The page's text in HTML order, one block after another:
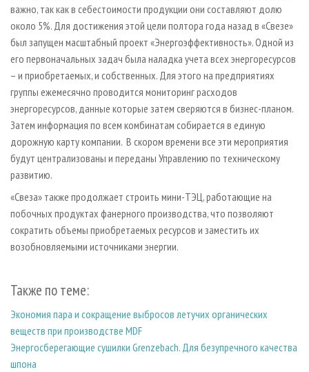
важно, так как в себестоимости продукции они составляют долю
около 5%. Для достижения этой цели полтора года назад в «Свезе»
был запущен масштабный проект «Энергоэффективность». Одной из
его первоначальных задач была наладка учета всех энергоресурсов
– и приобретаемых, и собственных. Для этого на предприятиях
группы ежемесячно проводится мониторинг расходов
энергоресурсов, данные которые затем сверяются в бизнес-планом.
Затем информация по всем комбинатам собирается в единую
дорожную карту компании. В скором времени все эти мероприятия
будут централизованы и переданы Управлению по техническому
развитию.
«Свеза» также продолжает строить мини-ТЭЦ, работающие на
побочных продуктах фанерного производства, что позволяют
сократить объемы приобретаемых ресурсов и заместить их
возобновляемыми источниками энергии.
Также по теме:
Экономия пара и сокращение выбросов летучих органических
веществ при производстве MDF
Энергосберегающие сушилки Grenzebach. Для безупречного качества
шпона